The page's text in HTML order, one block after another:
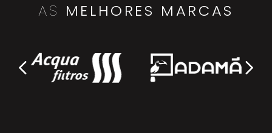
AS MELHORES MARCAS